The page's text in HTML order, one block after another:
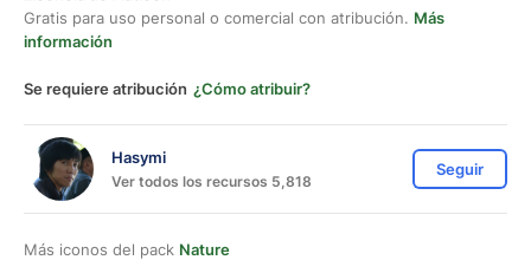
Gratis para uso personal o comercial con atribución. Más
información
Se requiere atribución ¿Cómo atribuir?
Hasymi
Ver todos los recursos 5,818
Seguir
Más iconos del pack Nature